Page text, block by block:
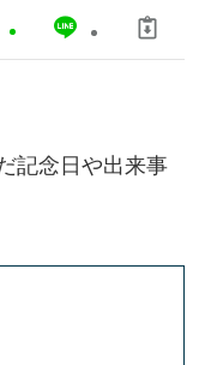
記念日や出来事